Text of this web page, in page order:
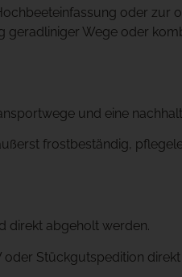
oder zur
geradliniger Wege oder
und eine
frostbeständig,
direkt abgeholt werden.
Stückgutspedition